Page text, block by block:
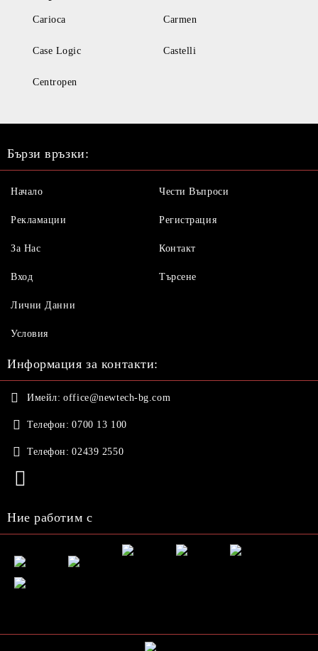
Carioca Carmen
Case Logic Castelli
Centropen
Бързи връзки:
Начало
Рекламации
За Нас
Вход
Чести Въпроси
Регистрация
Контакт
Търсене
Лични Данни
Условия
Информация за контакти:
Имейл: office@newtech-bg.com
Телефон: 0700 13 100
Телефон: 02439 2550
Ние работим с